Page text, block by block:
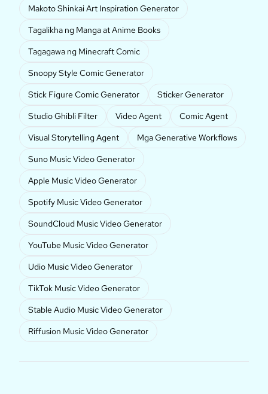
Makoto Shinkai Art Inspiration Generator
Tagalikha ng Manga at Anime Books
Tagagawa ng Minecraft Comic
Snoopy Style Comic Generator
Stick Figure Comic Generator
Sticker Generator
Studio Ghibli Filter
Video Agent
Comic Agent
Visual Storytelling Agent
Mga Generative Workflows
Suno Music Video Generator
Apple Music Video Generator
Spotify Music Video Generator
SoundCloud Music Video Generator
YouTube Music Video Generator
Udio Music Video Generator
TikTok Music Video Generator
Stable Audio Music Video Generator
Riffusion Music Video Generator